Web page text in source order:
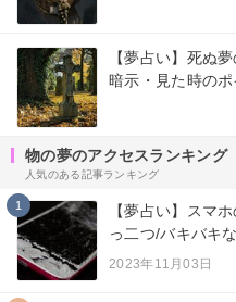
【夢占い】死ぬ
暗示・見た時の
物の夢のアクセスランキング
人気のある記事ランキング
1
【夢占い】スマ
っ二つ/バキバキ
2023年11月03日